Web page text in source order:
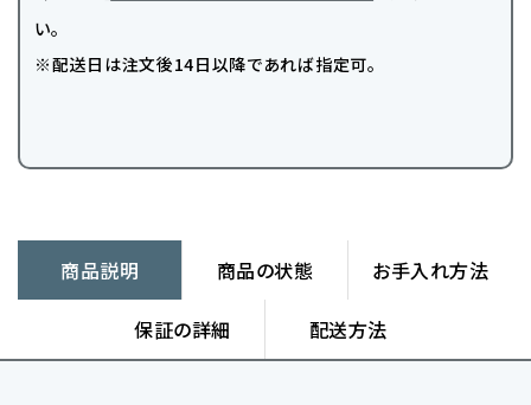
い。
※配送日は注文後14日以降であれば指定可。
商品説明 商品の状態 お手入れ方法
保証の詳細 配送方法